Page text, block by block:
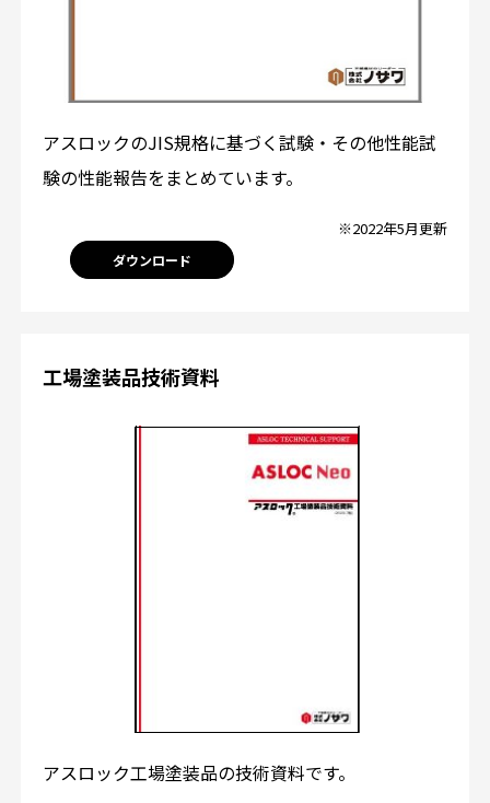
アスロックのJIS規格に基づく試験・その他性能試
験の性能報告をまとめています。
※2022年5月更新
ダウンロード
工場塗装品技術資料
アスロック工場塗装品の技術資料です。